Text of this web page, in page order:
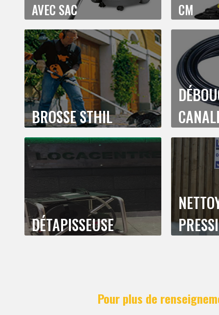
AVEC SAC CM
BROSSE STHIL
DÉTAPISSEUSE
Pour plus de